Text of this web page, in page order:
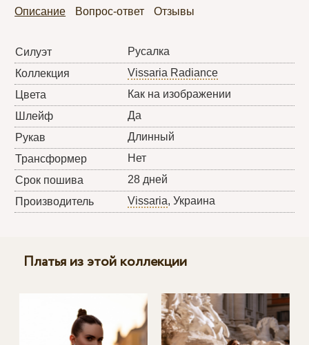
Описание Вопрос-ответ Отзывы
Силуэт
Русалка
Коллекция
Vissaria Radiance
Цвета
Как на изображении
Шлейф
Да
Рукав
Длинный
Трансформер
Нет
Срок пошива
28 дней
Производитель
Vissaria, Украина
Платья из этой коллекции